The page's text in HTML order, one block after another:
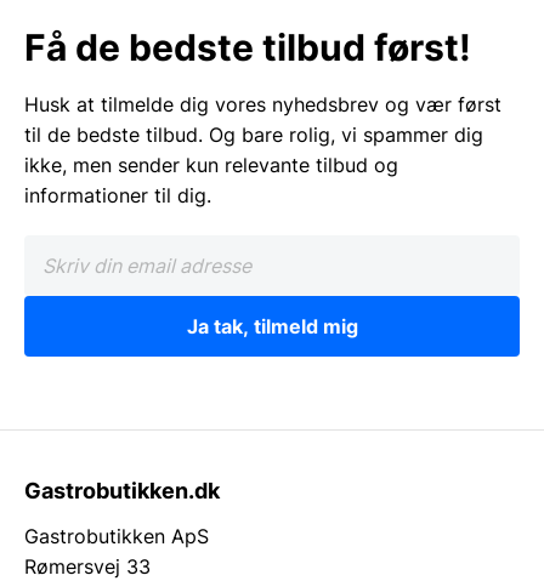
Få de bedste tilbud først!
Husk at tilmelde dig vores nyhedsbrev og vær først
til de bedste tilbud. Og bare rolig, vi spammer dig
ikke, men sender kun relevante tilbud og
informationer til dig.
Ja tak, tilmeld mig
Gastrobutikken.dk
Gastrobutikken ApS
Rømersvej 33